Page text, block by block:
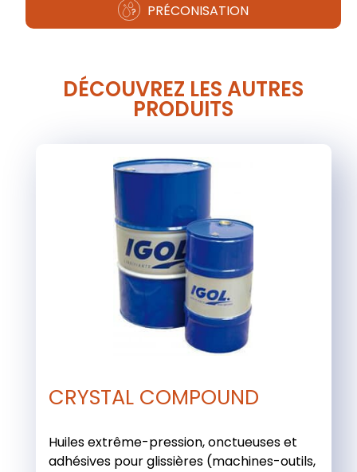
PRÉCONISATION
DÉCOUVREZ LES AUTRES
PRODUITS
CRYSTAL COMPOUND
Huiles extrême-pression, onctueuses et
adhésives pour glissières (machines-outils,